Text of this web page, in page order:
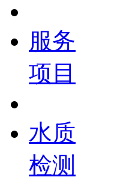
服务
项目
水质
检测